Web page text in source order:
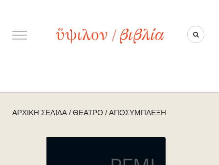
ΑΡΧΙΚΉ ΣΕΛΊΔΑ / ΘΈΑΤΡΟ / ΑΠΟΣΎΜΠΛΕΞΗ